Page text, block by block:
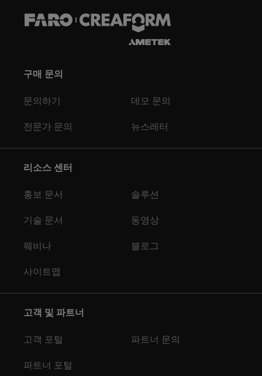
구매 문의
문의하기 데모 문의
전문가 문의 뉴스레터
리소스 센터
홍보 문서 솔루션
기술 문서 동영상
웨비나 블로그
사이트맵
고객 및 파트너
고객 포털 파트너 문의
파트너 포털